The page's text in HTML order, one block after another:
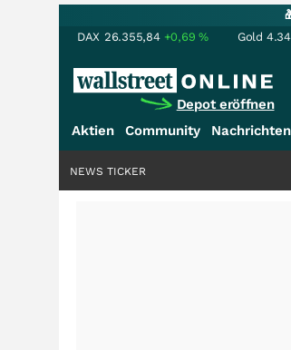
DAX 26.355,84 +0,69% Gold
Depot eröffnen
Aktien Community Nachrichten
NEWS TICKER